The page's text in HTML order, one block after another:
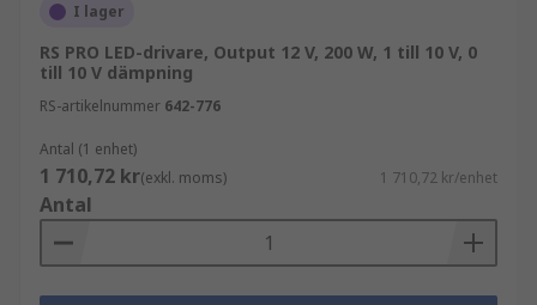
I lager
RS PRO LED-drivare, Output 12 V, 200 W, 1 till 10 V, 0
till 10 V dämpning
RS-artikelnummer 642-776
Antal (1 enhet)
1 710,72 kr(exkl. moms) 1 710,72 kr/enhet
Antal